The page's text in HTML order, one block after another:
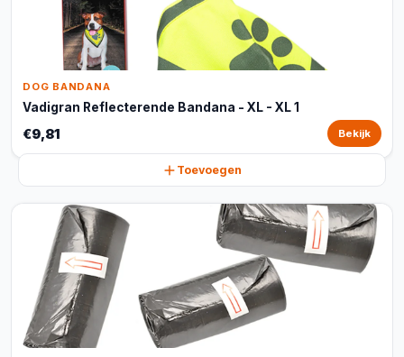
DOG BANDANA
Vadigran Reflecterende Bandana - XL - XL 1
€9,81 Bekijk
Toevoegen